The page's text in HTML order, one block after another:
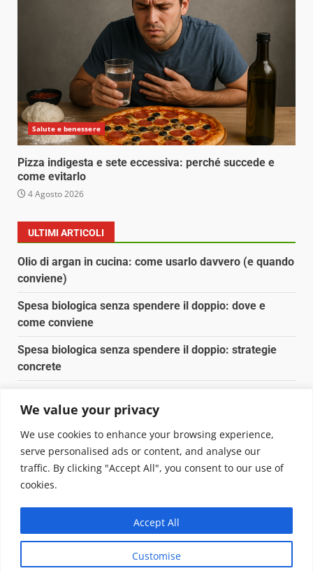
We value your privacy
We use cookies to enhance your browsing experience,
serve personalised ads or content, and analyse our
traffic. By clicking "Accept All", you consent to our use of
cookies.
Customise
Accept All
Salute e benessere
Pizza indigesta e sete eccessiva: perché succede e
come evitarlo
4 Agosto 2026
ULTIMI ARTICOLI
Olio di argan in cucina: come usarlo davvero (e quando
conviene)
Spesa biologica senza spendere il doppio: dove e
come conviene
Spesa biologica senza spendere il doppio: strategie
concrete
Pulizia naturale della casa: 3 ingredienti che
sostituiscono 10 prodotti chimici
Copyright © 2025 Biopianeta.it proprietà di Jws Media
Questo blog non è una testata giornalistica, in quanto
viene aggiornato senza alcuna periodicità. Non può
pertanto considerarsi un prodotto editoriale ai sensi
della legge n. 62 del 07.03.2001|DarkNewsvon AF